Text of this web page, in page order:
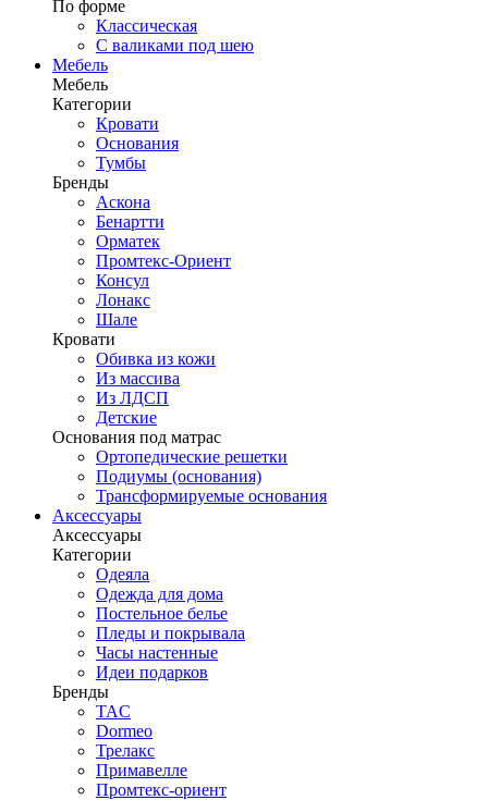
По форме
Классическая
С валиками под шею
Мебель
Мебель
Категории
Кровати
Основания
Тумбы
Бренды
Аскона
Бенартти
Орматек
Промтекс-Ориент
Консул
Лонакс
Шале
Кровати
Обивка из кожи
Из массива
Из ЛДСП
Детские
Основания под матрас
Ортопедические решетки
Подиумы (основания)
Трансформируемые основания
Аксессуары
Аксессуары
Категории
Одеяла
Одежда для дома
Постельное белье
Пледы и покрывала
Часы настенные
Идеи подарков
Бренды
TAC
Dormeo
Трелакс
Примавелле
Промтекс-ориент